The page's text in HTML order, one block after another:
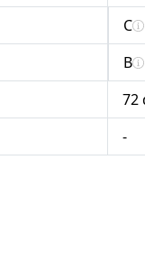
C
B
72
-